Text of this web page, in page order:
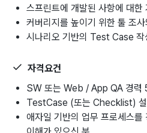
스프린트에 개발된 사항에 대한
커버리지를 높이기 위한 툴 조
시나리오 기반의 Test Case 작
자격요건
SW 또는 Web / App QA 경력
TestCase (또는 Checklist) 설
애자일 기반의 업무 프로세스를